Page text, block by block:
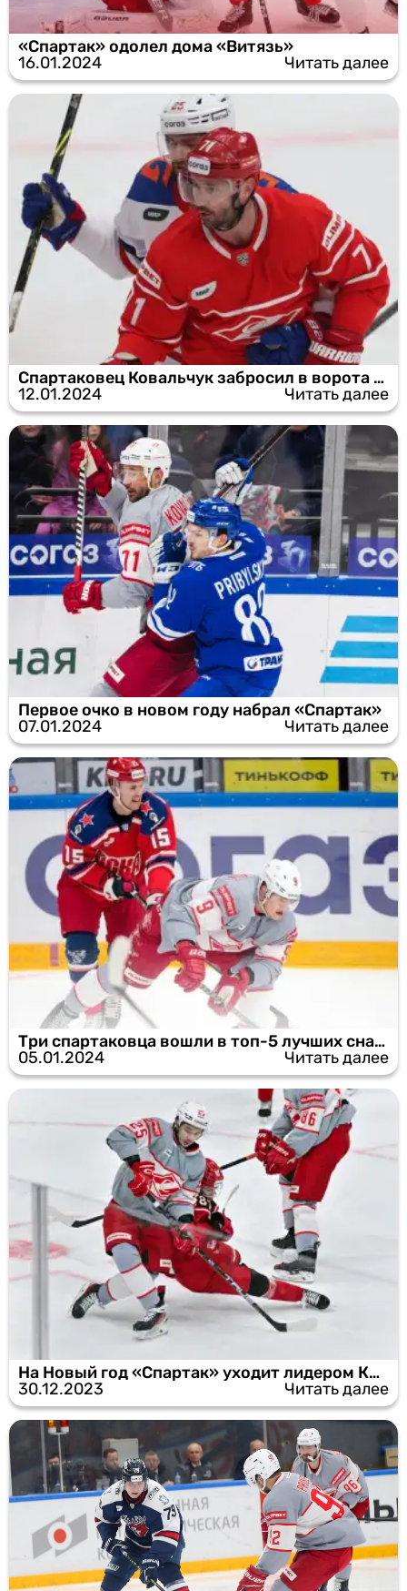
«Спартак» одолел дома «Витязь»
16.01.2024
Читать далее
Спартаковец Ковальчук забросил в ворота своей бывшей команды
12.01.2024
Читать далее
Первое очко в новом году набрал «Спартак»
07.01.2024
Читать далее
Три спартаковца вошли в топ-5 лучших снайперов сезона
05.01.2024
Читать далее
На Новый год «Спартак» уходит лидером КХЛ
30.12.2023
Читать далее